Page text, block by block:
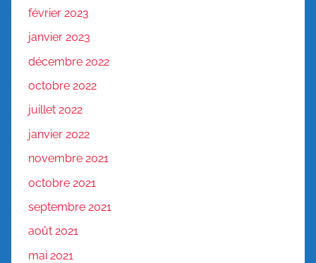
février 2023
janvier 2023
décembre 2022
octobre 2022
juillet 2022
janvier 2022
novembre 2021
octobre 2021
septembre 2021
août 2021
mai 2021